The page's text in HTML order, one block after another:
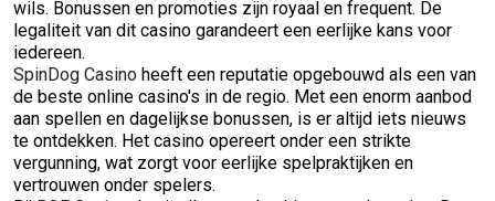
wils. Bonussen en promoties zijn royaal en frequent. De
legaliteit van dit casino garandeert een eerlijke kans voor
iedereen.
SpinDog Casino heeft een reputatie opgebouwd als een van
de beste online casino's in de regio. Met een enorm aanbod
aan spellen en dagelijkse bonussen, is er altijd iets nieuws
te ontdekken. Het casino opereert onder een strikte
vergunning, wat zorgt voor eerlijke spelpraktijken en
vertrouwen onder spelers.